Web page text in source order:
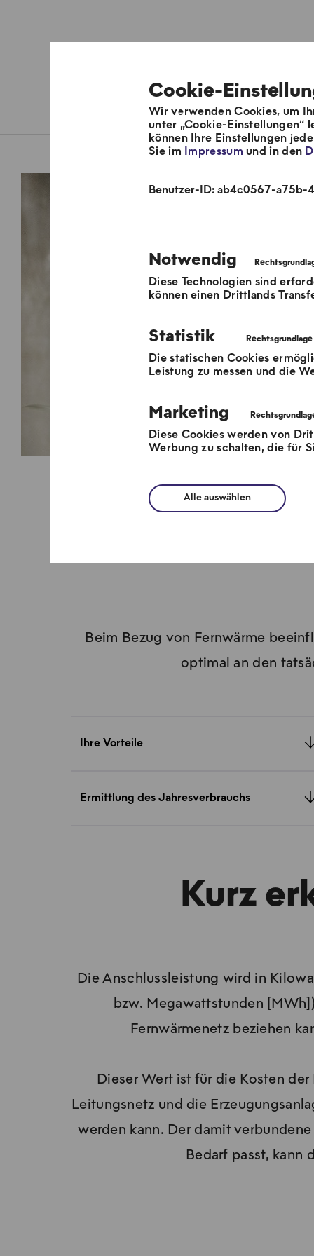
Beim Bezug von Fernwärme
optimal an den
Ihre Vorteile
Ermittlung des Jahresverbrauchs
Kurz
Die Anschlussleistung wird in
bzw. Megawattstunden
Fernwärmenetz beziehen
Dieser Wert ist für die Kosten
Leitungsnetz und die
werden kann. Der damit
Bedarf passt, kann
Cookie-
Wir verwenden Cookies, um
unter „Cookie-Einstellungen“
können Ihre Einstellungen
Sie im
Impressum und in den
Benutzer-ID: ab4c0567-
Notwendig
Diese Technologien sind
können einen Drittlands
Statistik
Die statischen Cookies
Leistung zu messen und die
Marketing
Diese Cookies werden von
Werbung zu schalten, die für
Alle auswählen